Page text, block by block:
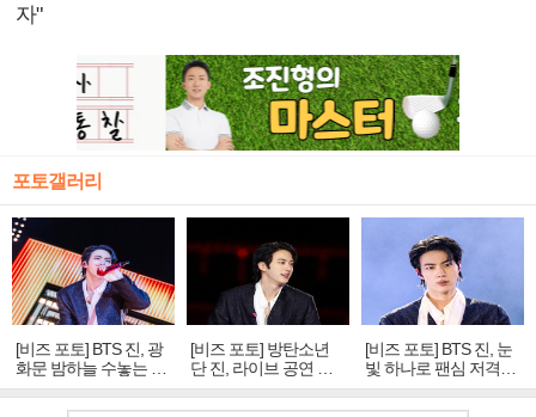
자"
포토갤러리
[비즈 포토] BTS 진, 광
화문 밤하늘 수놓는 '비
주얼 킹'의 열창
[비즈 포토] 방탄소년
단 진, 라이브 공연 중
빛나는 독보적 아우라
[비즈 포토] BTS 진, 눈
빛 하나로 팬심 저격…
독보적 카리스마